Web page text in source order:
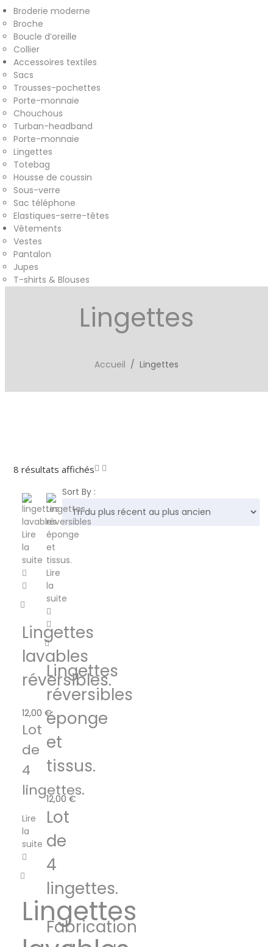
& accessoires
Accessoires textiles
écoresponsables faits main
Broderie moderne
Broche
Boucle d’oreille
Collier
Accessoires textiles
Sacs
Trousses-pochettes
Porte-monnaie
Chouchous
Turban-headband
Porte-monnaie
Lingettes
Totebag
Housse de coussin
Sous-verre
Sac téléphone
Elastiques-serre-têtes
Vêtements
Vestes
Pantalon
Jupes
T-shirts & Blouses
Lingettes
Accueil / Lingettes
8 résultats affichésTrié
plus
récent
Sort By :
Lire
la
suite
Lingettes
lavables
réversibles.
12,00 €
Lot
de
4
lingettes.
Lire
la
suite
Lingettes
Lire
la
suite
Lingettes
réversibles
éponge
et
tissus.
12,00 €
Lot
de
4
lingettes.
Fabrication